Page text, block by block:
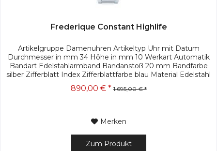
Frederique Constant Highlife
Artikelgruppe Damenuhren Artikeltyp Uhr mit Datum
Durchmesser in mm 34 Höhe in mm 10 Werkart Automatik
Bandart Edelstahlarmband Bandanstoß 20 mm Bandfarbe
silber Zifferblatt Index Zifferblattfarbe blau Material Edelstahl
Gehäusefarbe...
890,00 € * 1.695,00 € *
Merken
Zum Produkt